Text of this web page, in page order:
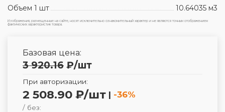
Объем 1 шт
10.64035 м3
Изображения, размещенные на сайте, носят исключительно ознакомительный характер и не являются точным отображением
фактических характеристик товара.
Базовая цена:
3 920.16 ₽/шт
При авторизации:
2 508.90 ₽/шт | -36%
/ без: